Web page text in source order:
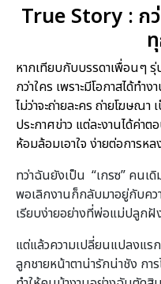
True Story : ก
หากเทียบกับบรรดาเพื่อนๆ
กว่าใคร เพราะมีโอกาสได้ท
ไม่ว่าจะถ่ายละคร ถ่ายโฆษณ
ประกาศข่าว แต่ละงานได้ค่
ห้อมล้อมเอาใจ ง่ายต่อการห
ทว่าฉันยังเป็น “เกรซ” คนเดิ
พอเลิกงานก็กลับมาอยู่กับค
เรียบง่ายอย่างที่พ่อแม่ปลูกฝั
แต่แล้วความเปลี่ยนแปลงแ
ลูกชายหน้าตาน่ารักน่าชัง ก